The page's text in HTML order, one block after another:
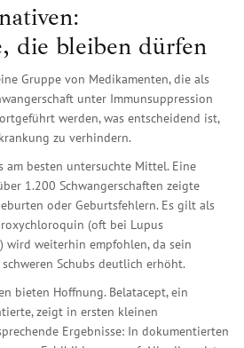
die bleiben dürfen
Gruppe von Medikamenten, die als
unter Immunsuppression
werden, was entscheidend ist,
zu verhindern.
am besten untersuchte Mittel. Eine
1.200 Schwangerschaften zeigte
oder Geburtsfehlern. Es gilt als
(oft bei Lupus
wird weiterhin empfohlen, da sein
Schubs deutlich erhöht.
bieten Hoffnung. Belatacept, ein
zeigt in ersten kleinen
Ergebnisse: In dokumentierten